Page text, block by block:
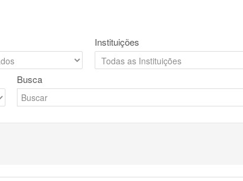
Instituições
Busca